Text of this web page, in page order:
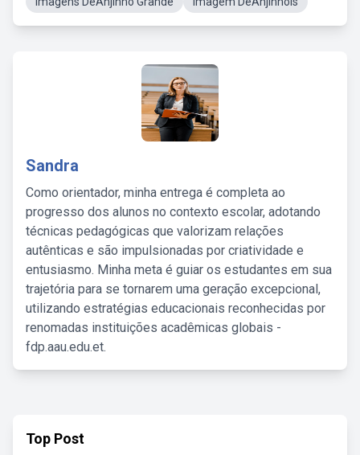
Sandra
Como orientador, minha entrega é completa ao
progresso dos alunos no contexto escolar, adotando
técnicas pedagógicas que valorizam relações
autênticas e são impulsionadas por criatividade e
entusiasmo. Minha meta é guiar os estudantes em sua
trajetória para se tornarem uma geração excepcional,
utilizando estratégias educacionais reconhecidas por
renomadas instituições acadêmicas globais -
fdp.aau.edu.et.
Top Post